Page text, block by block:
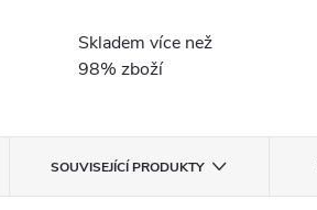
Skladem více než
98% zboží
SOUVISEJÍCÍ PRODUKTY